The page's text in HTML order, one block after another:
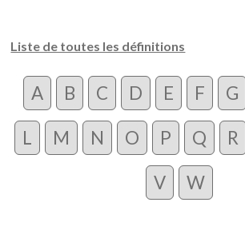
Liste de toutes les définitions
A B C D E F G
L M N O P Q R
V W